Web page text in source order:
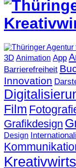
3D Animation App
Barrierefreiheit
Innovation
Film
Grafikdesign
Design